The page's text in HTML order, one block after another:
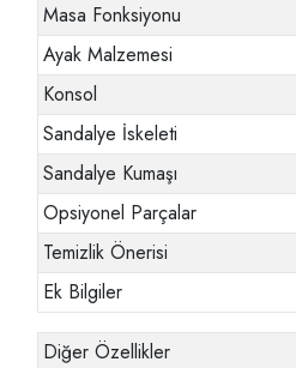
Masa Fonksiyonu
Ayak Malzemesi
Konsol
Sandalye İskeleti
Sandalye Kumaşı
Opsiyonel Parçalar
Temizlik Önerisi
Ek Bilgiler
Diğer Özellikler